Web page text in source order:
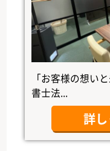
「お客様の想い
書士法...
詳